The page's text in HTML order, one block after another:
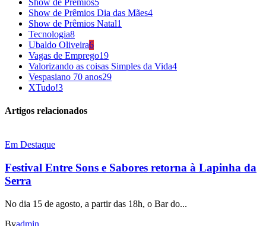
Show de Prêmios Dia das Mães4
Show de Prêmios Natal1
Tecnologia8
Ubaldo Oliveira6
Vagas de Emprego19
Valorizando as coisas Simples da Vida4
Vespasiano 70 anos29
XTudo!3
Artigos relacionados
Em Destaque
Festival Entre Sons e Sabores retorna à Lapinha da
Serra
No dia 15 de agosto, a partir das 18h, o Bar do...
Byadmin